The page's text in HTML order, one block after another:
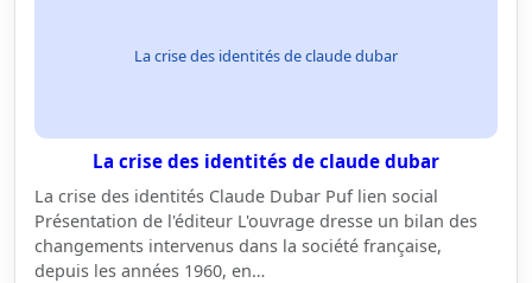
La crise des identités de claude dubar
La crise des identités de claude dubar
La crise des identités Claude Dubar Puf lien social
Présentation de l'éditeur L'ouvrage dresse un bilan des
changements intervenus dans la société française,
depuis les années 1960, en…